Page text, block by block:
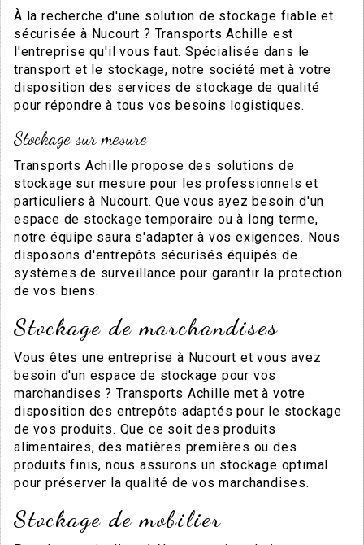
À la recherche d'une solution de stockage fiable et
sécurisée à Nucourt ? Transports Achille est
l'entreprise qu'il vous faut. Spécialisée dans le
transport et le stockage, notre société met à votre
disposition des services de stockage de qualité
pour répondre à tous vos besoins logistiques.
Stockage sur mesure
Transports Achille propose des solutions de
stockage sur mesure pour les professionnels et
particuliers à Nucourt. Que vous ayez besoin d'un
espace de stockage temporaire ou à long terme,
notre équipe saura s'adapter à vos exigences. Nous
disposons d'entrepôts sécurisés équipés de
systèmes de surveillance pour garantir la protection
de vos biens.
Stockage de marchandises
Vous êtes une entreprise à Nucourt et vous avez
besoin d'un espace de stockage pour vos
marchandises ? Transports Achille met à votre
disposition des entrepôts adaptés pour le stockage
de vos produits. Que ce soit des produits
alimentaires, des matières premières ou des
produits finis, nous assurons un stockage optimal
pour préserver la qualité de vos marchandises.
Stockage de mobilier